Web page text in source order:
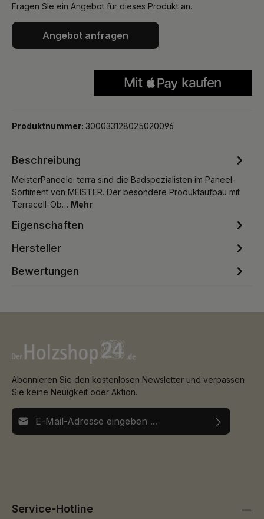
Fragen Sie ein Angebot für dieses Produkt an.
Angebot anfragen
Produktnummer: 300033128025020096
Beschreibung
MeisterPaneele. terra sind die Badspezialisten im Paneel-
Sortiment von MEISTER. Der besondere Produktaufbau mit
Terracell-Ob… Mehr
Eigenschaften
Hersteller
Bewertungen
Abonnieren Sie den kostenlosen Newsletter und verpassen
Sie keine Neuigkeit oder Aktion.
E-Mail-Adresse*
Service-Hotline